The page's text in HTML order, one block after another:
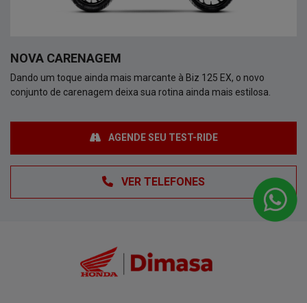
NOVA CARENAGEM
Dando um toque ainda mais marcante à Biz 125 EX, o novo
conjunto de carenagem deixa sua rotina ainda mais estilosa.
VER TELEFONES
AGENDE SEU TEST-RIDE